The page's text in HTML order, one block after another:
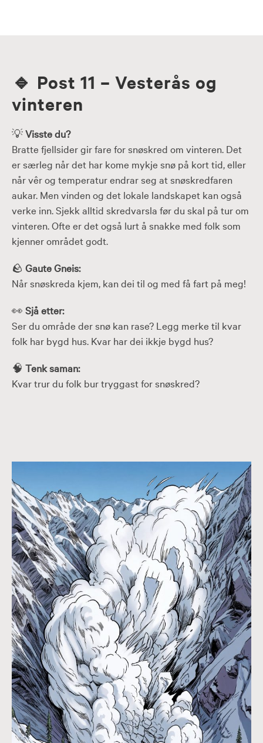
🔹 Post 11 – Vesterås og
vinteren
💡Visste du?
Bratte fjellsider gir fare for snøskred om vinteren. Det
er særleg når det har kome mykje snø på kort tid, eller
når vêr og temperatur endrar seg at snøskredfaren
aukar. Men vinden og det lokale landskapet kan også
verke inn. Sjekk alltid skredvarsla før du skal på tur om
vinteren. Ofte er det også lurt å snakke med folk som
kjenner området godt.
🪨 Gaute Gneis:
Når snøskreda kjem, kan dei til og med få fart på meg!
👀 Sjå etter:
Ser du område der snø kan rase? Legg merke til kvar
folk har bygd hus. Kvar har dei ikkje bygd hus?
🧠 Tenk saman:
Kvar trur du folk bur tryggast for snøskred?